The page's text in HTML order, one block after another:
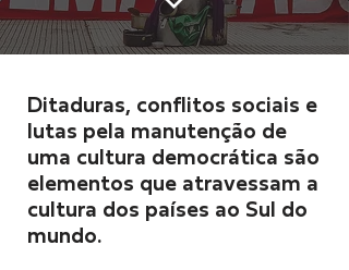
Ditaduras, conflitos sociais e
lutas pela manutenção de
uma cultura democrática são
elementos que atravessam a
cultura dos países ao Sul do
mundo.